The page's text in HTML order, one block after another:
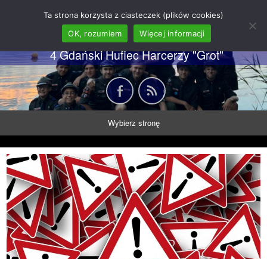
62 GDH "Orkan" im. gen.
Stanisława Sosabowskiego
4 Gdański Hufiec Harcerzy "Grot"
Wybierz stronę
Ta strona korzysta z ciasteczek (plików cookies)
OK, rozumiem
Więcej informacji